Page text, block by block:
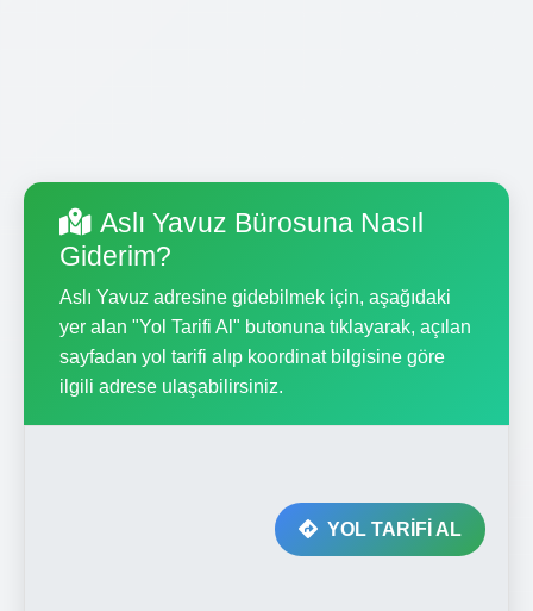
Aslı Yavuz Bürosuna Nasıl
Giderim?
Aslı Yavuz adresine gidebilmek için, aşağıdaki
yer alan "Yol Tarifi Al" butonuna tıklayarak, açılan
sayfadan yol tarifi alıp koordinat bilgisine göre
ilgili adrese ulaşabilirsiniz.
YOL TARİFİ AL